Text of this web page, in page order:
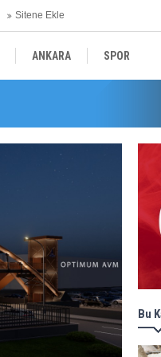
Sitene Ekle
ANKARA SPOR
Bu